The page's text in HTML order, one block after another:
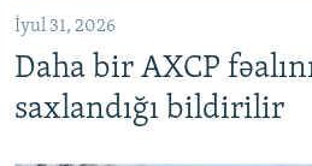
İyul 31, 2026
Daha bir AXCP
saxlandığı bildirilir